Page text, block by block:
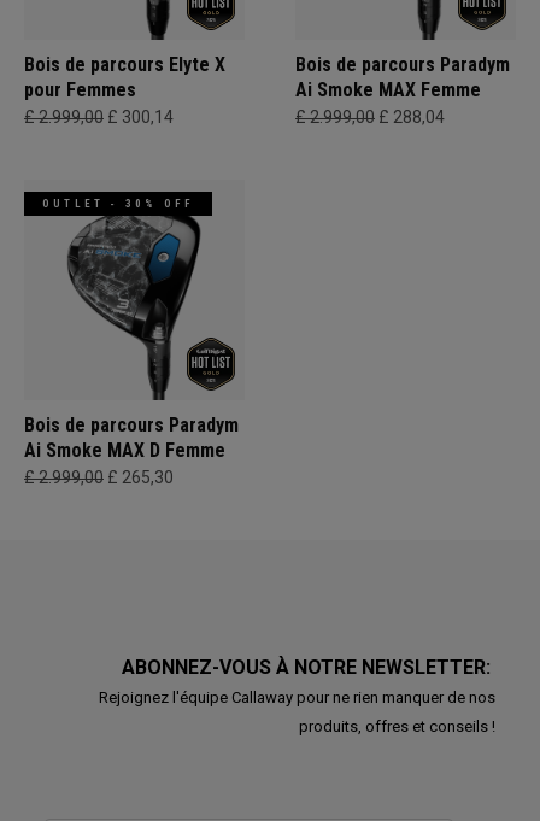
Bois de parcours Elyte X
pour Femmes
£ 2.999,00 £ 300,14
Bois de parcours Paradym
Ai Smoke MAX Femme
£ 2.999,00 £ 288,04
OUTLET - 30% OFF
Bois de parcours Paradym
Ai Smoke MAX D Femme
£ 2.999,00 £ 265,30
ABONNEZ-VOUS À NOTRE NEWSLETTER:
Rejoignez l'équipe Callaway pour ne rien manquer de nos
produits, offres et conseils !